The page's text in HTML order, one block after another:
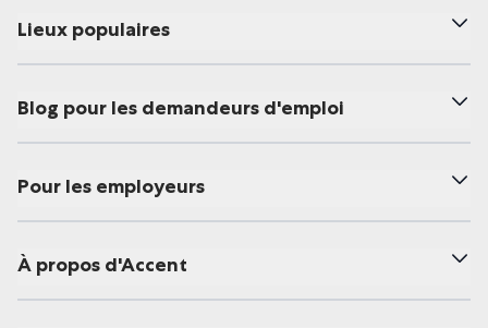
Lieux populaires
Blog pour les demandeurs d'emploi
Pour les employeurs
À propos d'Accent